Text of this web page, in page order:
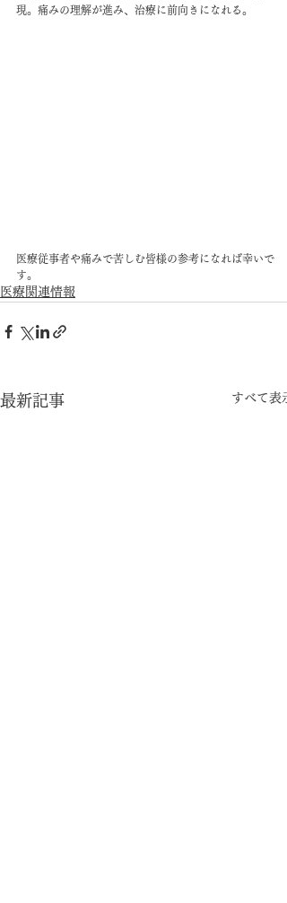
現。痛みの理解が進み、治療に前向きになれる。
医療従事者や痛みで苦しむ皆様の参考になれば幸いで
す。
医療関連情報
最新記事 すべて表示